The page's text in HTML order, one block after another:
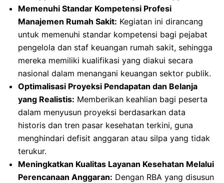
Memenuhi Standar Kompetensi Profesi
Manajemen Rumah Sakit: Kegiatan ini dirancang
untuk memenuhi standar kompetensi bagi pejabat
pengelola dan staf keuangan rumah sakit, sehingga
mereka memiliki kualifikasi yang diakui secara
nasional dalam menangani keuangan sektor publik.
Optimalisasi Proyeksi Pendapatan dan Belanja
yang Realistis: Memberikan keahlian bagi peserta
dalam menyusun proyeksi berdasarkan data
historis dan tren pasar kesehatan terkini, guna
menghindari defisit anggaran atau silpa yang tidak
terukur.
Meningkatkan Kualitas Layanan Kesehatan Melalui
Perencanaan Anggaran: Dengan RBA yang disusun